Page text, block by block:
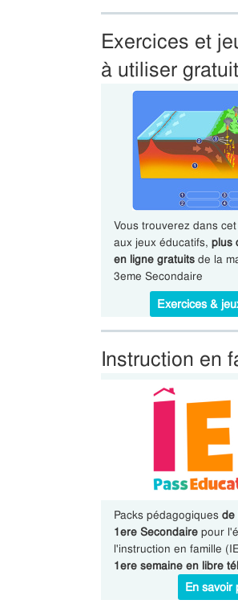
Exercices et
à utiliser
Vous trouverez dans
aux jeux éducatifs, plus
en ligne gratuitsde la
3eme Secondaire
Exercices &
Instruction en
Packs pédagogiques de
1ere Secondairepour
l'instruction en famille
1ere semaine en libre
En savoir